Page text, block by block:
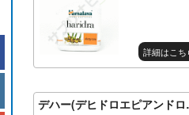
詳細はこ
デハー(デヒドロエピアンド